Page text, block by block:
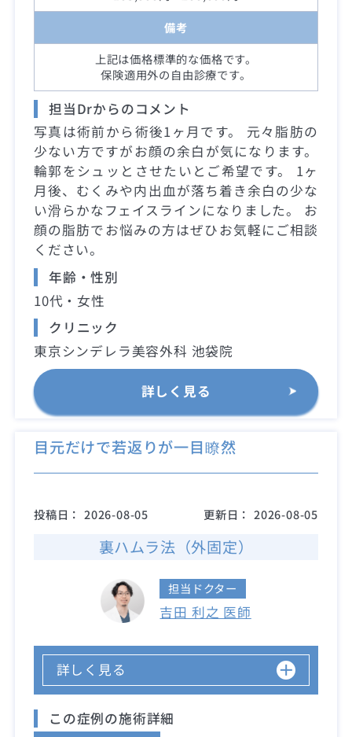
備考
上記は価格標準的な価格です。
保険適用外の自由診療です。
担当Drからのコメント
写真は術前から術後1ヶ月です。 元々脂肪の
少ない方ですがお顔の余白が気になります。
輪郭をシュッとさせたいとご希望です。 1ヶ
月後、むくみや内出血が落ち着き余白の少な
い滑らかなフェイスラインになりました。 お
顔の脂肪でお悩みの方はぜひお気軽にご相談
ください。
年齢・性別
10代・女性
クリニック
東京シンデレラ美容外科 池袋院
詳しく見る
目元だけで若返りが一目瞭然
投稿日： 2026-08-05 更新日： 2026-08-05
裏ハムラ法（外固定）
担当ドクター
吉田 利之 医師
詳しく見る
この症例の施術詳細